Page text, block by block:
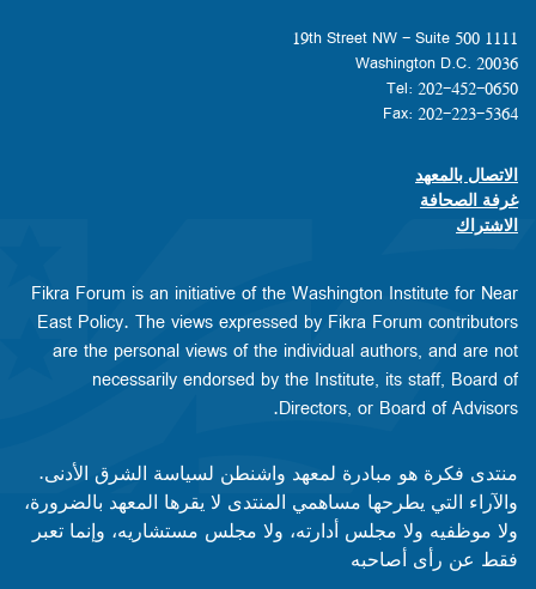
1111 19th Street NW - Suite 500
Washington D.C. 20036
Tel: 202-452-0650
Fax: 202-223-5364
Footer contact links
الاتصال بالمعهد
غرفة الصحافة
الاشتراك
Fikra Forum is an initiative of the Washington Institute for Near
East Policy. The views expressed by Fikra Forum contributors
are the personal views of the individual authors, and are not
necessarily endorsed by the Institute, its staff, Board of
Directors, or Board of Advisors.​​
منتدى فكرة هو مبادرة لمعهد واشنطن لسياسة الشرق الأدنى.
والآراء التي يطرحها مساهمي المنتدى لا يقرها المعهد بالضرورة،
ولا موظفيه ولا مجلس أدارته، ولا مجلس مستشاريه، وإنما تعبر
فقط عن رأى أصاحبه